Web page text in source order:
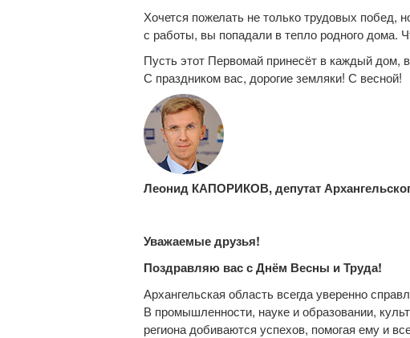
Хочется пожелать не только трудовых побед,
с работы, вы попадали в тепло родного дома.
Пусть этот Первомай принесёт в каждый дом,
С праздником вас, дорогие земляки! С весной!
Леонид КАПОРИКОВ, депутат
Уважаемые друзья!
Поздравляю вас с Днём Весны и Труда!
Архангельская область всегда уверенно
В промышленности, науке и образовании,
региона добиваются успехов, помогая ему и